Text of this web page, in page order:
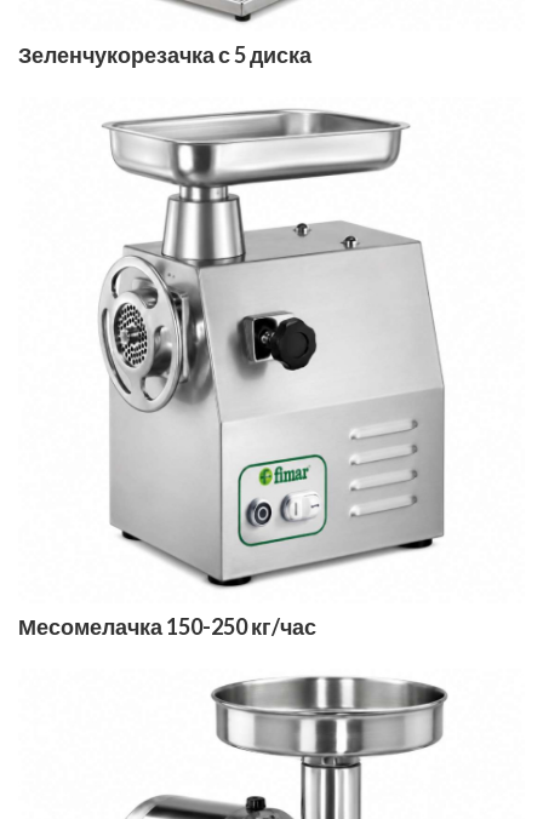
Зеленчукорезачка с 5 диска
Месомелачка 150-250 кг/час